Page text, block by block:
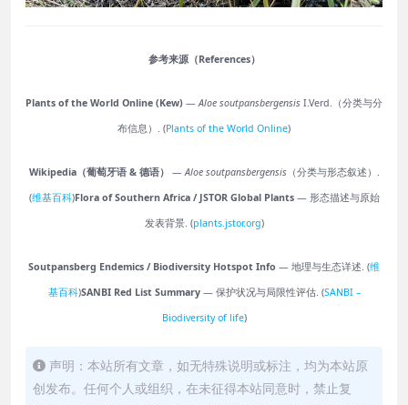
参考来源（References）
Plants of the World Online (Kew) — Aloe soutpansbergensis I.Verd.（分类与分
布信息）. (Plants of the World Online)
Wikipedia（葡萄牙语 & 德语） — Aloe soutpansbergensis（分类与形态叙述）.
(维基百科)Flora of Southern Africa / JSTOR Global Plants— 形态描述与原始
发表背景. (plants.jstor.org)
Soutpansberg Endemics / Biodiversity Hotspot Info — 地理与生态详述. (维
基百科)SANBI Red List Summary— 保护状况与局限性评估. (SANBI –
Biodiversity of life)
声明：本站所有文章，如无特殊说明或标注，均为本站原
创发布。任何个人或组织，在未征得本站同意时，禁止复